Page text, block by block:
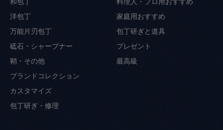
洋包丁
万能片刃包丁
砥石・シャープナー
鞘・その他
ブランドコレクション
カスタマイズ
包丁研ぎ・修理
家庭用おすすめ
包丁研ぎと道具
プレゼント
最高級